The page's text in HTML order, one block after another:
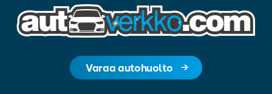
Varaa autohuolto